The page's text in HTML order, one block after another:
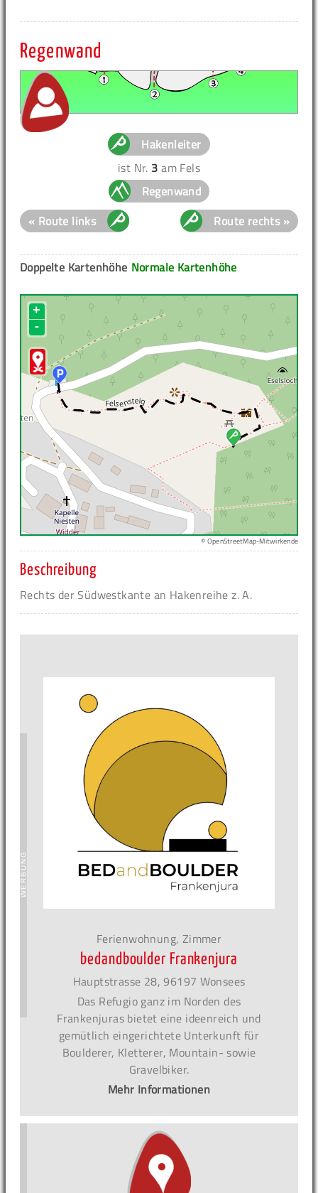
Regenwand
Hakenleiter
ist Nr. 3 am Fels
Regenwand
« Route links
Route rechts »
Normale Kartenhöhe
Doppelte Kartenhöhe
+
-
© OpenStreetMap-Mitwirkende
Beschreibung
Rechts der Südwestkante an Hakenreihe z. A.
Ferienwohnung, Zimmer
bedandboulder Frankenjura
Hauptstrasse 28, 96197 Wonsees
Das Refugio ganz im Norden des
Frankenjuras bietet eine ideenreich und
gemütlich eingerichtete Unterkunft für
Boulderer, Kletterer, Mountain- sowie
Gravelbiker.
Mehr Informationen